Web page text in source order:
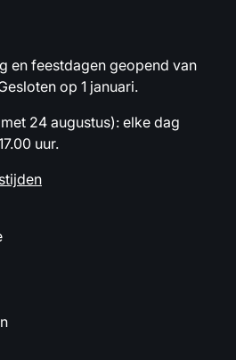
en feestdagen geopend van
op 1 januari.
24 augustus): elke dag
uur.